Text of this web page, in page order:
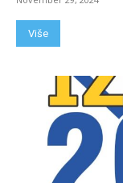
Više